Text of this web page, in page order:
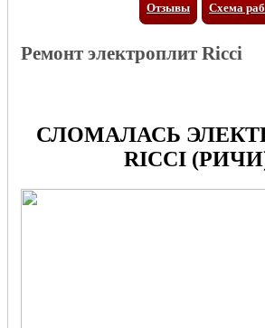
Отзывы Схема
Ремонт электроплит Ricci
СЛОМАЛАСЬ
RICCI